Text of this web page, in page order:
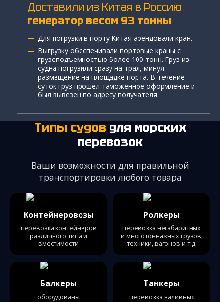
Доставили из Китая в Россию
генератор весом 93 тонны
Для погрузки в порту Китая арендовали кран.
Выгрузку обеспечивали портовые краны с
грузоподъемностью более 100 тонн. Груз из
судна погрузили сразу на трал, минуя
размещениe на площадке порта. В течение
суток груз прошел таможенное оформление и
был вывезен по адресу получателя.
Типы судов для морских
перевозок
Ваши возможности для правильной
транспортировки любого товара
Контейнеровозы
перевозка контейнеров
различного типа и
вместимости
Ролкеры
перевозка негабаритных
и многотоннажных грузов,
техники, вагонов и т.д.
Балкеры
оборудованы
Танкеры
перевозка наливных